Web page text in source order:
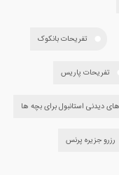
تفریحات بانکوک
تفریحات پاریس
دیدنی استانبول برای بچه ها
رزرو جزیره پرنس